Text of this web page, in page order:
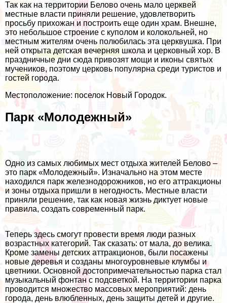
Так как на территории Белово очень мало церквей
местные власти приняли решение, удовлетворить
просьбу прихожан и построить еще один храм. Внешне,
это небольшое строение с куполом и колокольней, но
местным жителям очень полюбилась эта церквушка. При
ней открыта детская вечерняя школа и церковный хор. В
праздничные дни сюда привозят мощи и иконы святых
мучеников, поэтому церковь популярна среди туристов и
гостей города.
Местоположение: поселок Новый Городок.
Парк «Молодежный»
Одно из самых любимых мест отдыха жителей Белово –
это парк «Молодежный». Изначально на этом месте
находился парк железнодорожников, но его аттракционы
и зоны отдыха пришли в негодность. Местные власти
приняли решение, так как новая жизнь диктует новые
правила, создать современный парк.
Теперь здесь смогут провести время люди разных
возрастных категорий. Так сказать: от мала, до велика.
Кроме замены детских аттракционов, были посажены
новые деревья и созданы многоуровневые клумбы и
цветники. Основной достопримечательностью парка стал
музыкальный фонтан с подсветкой. На территории парка
проводится множество массовых мероприятий: день
города, день влюбленных, день защиты детей и другие.